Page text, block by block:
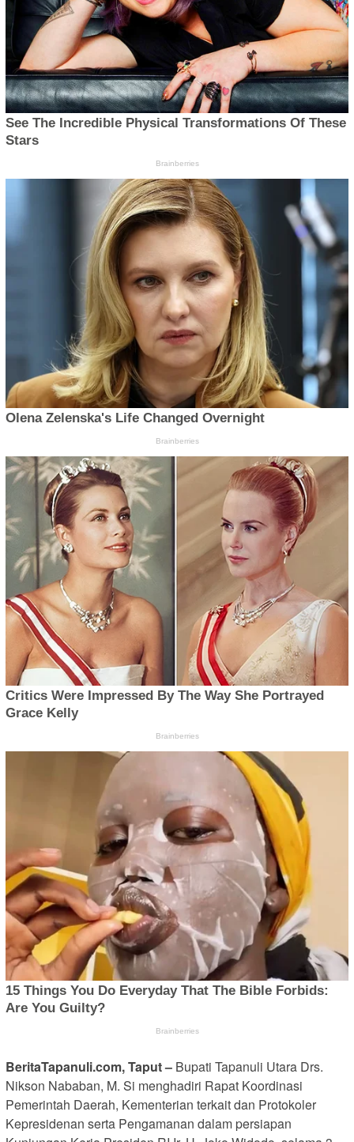
BeritaTapanuli.com, Taput – Bupati Tapanuli Utara Drs.
Nikson Nababan, M. Si menghadiri Rapat Koordinasi
Pemerintah Daerah, Kementerian terkait dan Protokoler
Kepresidenan serta Pengamanan dalam persiapan